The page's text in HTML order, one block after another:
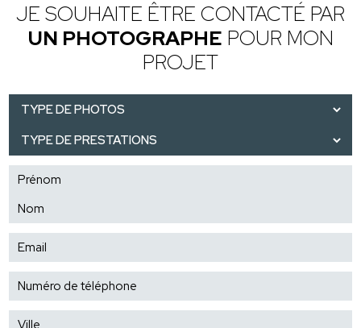
JE SOUHAITE ÊTRE CONTACTÉ PAR
UN PHOTOGRAPHE POUR MON
PROJET